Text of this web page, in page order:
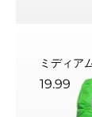
ミディア
19.99